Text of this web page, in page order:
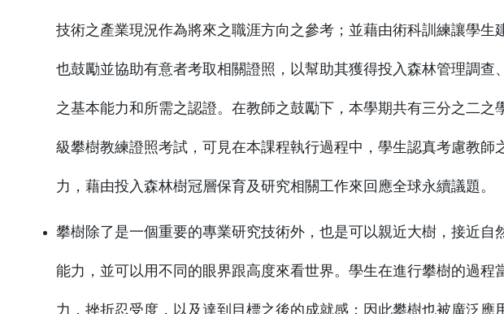
技術之產業現況作為將來之職涯方向之參考；並藉由術科訓練讓學生
也鼓勵並協助有意者考取相關證照，以幫助其獲得投入森林管理調查
之基本能力和所需之認證。在教師之鼓勵下，本學期共有三分之二
級攀樹教練證照考試，可見在本課程執行過程中，學生認真考慮教
力，藉由投入森林樹冠層保育及研究相關工作來回應全球永續議題。
攀樹除了是一個重要的專業研究技術外，也是可以親近大樹，接近自
能力，並可以用不同的眼界跟高度來看世界。學生在進行攀樹的過程
力，挫折忍受度，以及達到目標之後的成就感；因此攀樹也被廣泛應